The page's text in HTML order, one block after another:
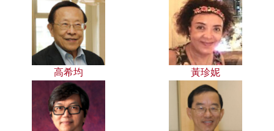
高希均 黃珍妮